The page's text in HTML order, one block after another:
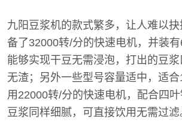
九阳豆浆机的款式繁多，让人难以
备了32000转/分的快速电机，并装有
能够实现干豆无需浸泡，打出的豆
无渣；另外一些型号容量适中，适
用22000转/分的快速电机，配合四
豆浆同样细腻，可直接饮用无需过滤